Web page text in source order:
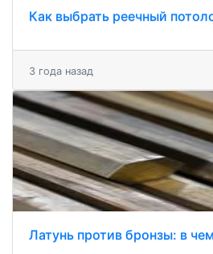
Как выбрать реечный
3 года назад
Латунь против бронзы: в